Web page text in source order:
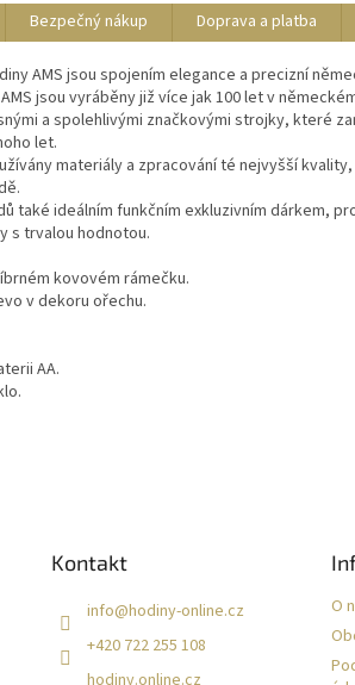
Bezpečný nákup Doprava a platba
AMS jsou spojením elegance a precizní
jsou vyráběny již více jak 100 let v
a spolehlivými značkovými strojky, které
let.
materiály a zpracování té nejvyšší
také ideálním funkčním exkluzivním dárkem,
s trvalou hodnotou.
kovovém rámečku.
v dekoru ořechu.
AA.
Kontakt
info@hodiny-online.cz
+420 722 255 108
hodiny.online.cz
O